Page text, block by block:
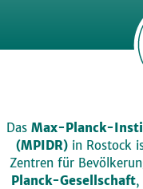
Das Max-Planck-
(MPIDR)in Rostock
Zentren für
Planck-Gesellschaft,